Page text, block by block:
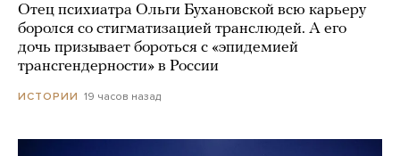
Отец психиатра Ольги Бухановской всю карьеру
боролся со стигматизацией транслюдей. А его
дочь призывает бороться с «эпидемией
трансгендерности» в России
ИСТОРИИ 19 часов назад